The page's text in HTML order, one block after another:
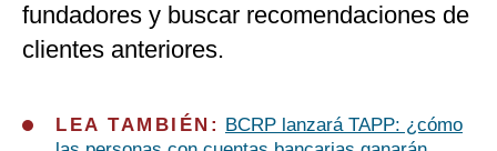
fundadores y buscar recomendaciones de
clientes anteriores.
LEA TAMBIÉN:
BCRP lanzará TAPP: ¿cómo